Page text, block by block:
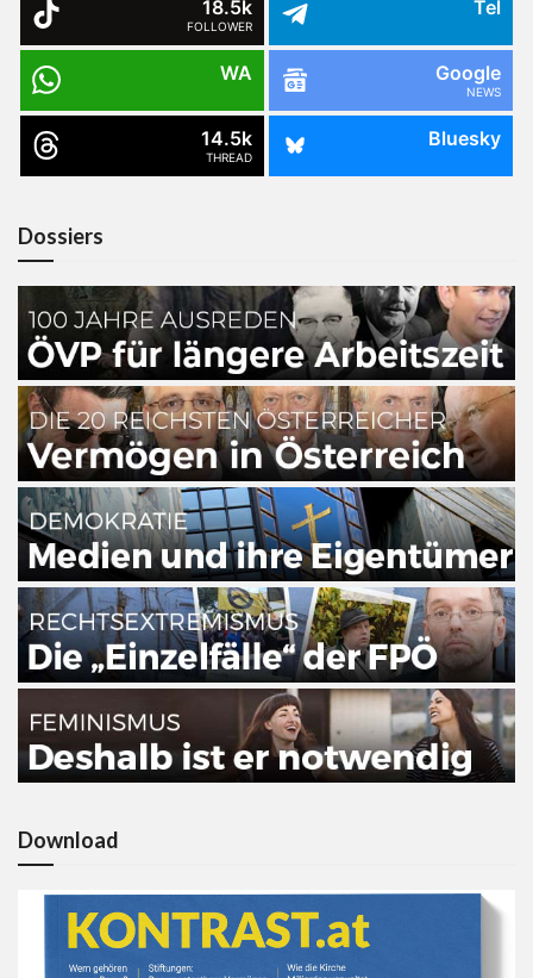
18.5k
FOLLOWER
Tel
WA Google
NEWS
14.5k
THREAD
Bluesky
Dossiers
Download